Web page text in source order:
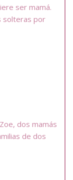
ser mamá.
solteras por
dos mamás
de dos